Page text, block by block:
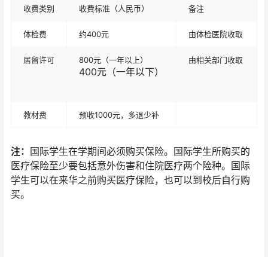
收费类别 收費标准（人民币） 备注
体检费 约400元 由体检医院收取
居留许可 800元（一年以上）
400元（一年以下）
由相关部门收取
教材费 预收1000元，多退少补
注： 国际学生在学期间必须购买保险。国际学生所购买的
医疗保险至少要包括意外伤害和住院医疗两个险种。国际
学生可以在来华之前购买医疗保险，也可以到校后自行购
买。